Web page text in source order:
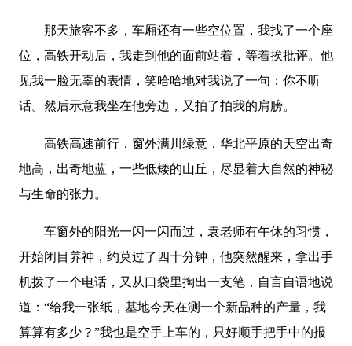
那天旅客不多，车厢还有一些空位置，我找了一个座
位，高铁开动后，我走到他的面前站着，等着挨批评。他
见我一脸无辜的表情，笑哈哈地对我说了一句：你不听
话。然后示意我坐在他旁边，又拍了拍我的肩膀。
高铁高速前行，窗外满川绿意，华北平原的天空出奇
地高，出奇地蓝，一些低矮的山丘，尽显着大自然的神秘
与生命的张力。
车窗外的阳光一闪一闪而过，袁老师有午休的习惯，
开始闭目养神，约莫过了四十分钟，他突然醒来，拿出手
机拨了一个电话，又从口袋里掏出一支笔，自言自语地说
道：“给我一张纸，基地今天在测一个新品种的产量，我
算算有多少？”我也是空手上车的，只好顺手把手中的报